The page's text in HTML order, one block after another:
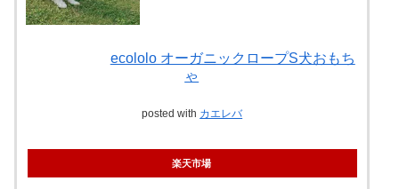
ecololo オーガニックロープS犬おもち
ゃ
posted with カエレバ
楽天市場